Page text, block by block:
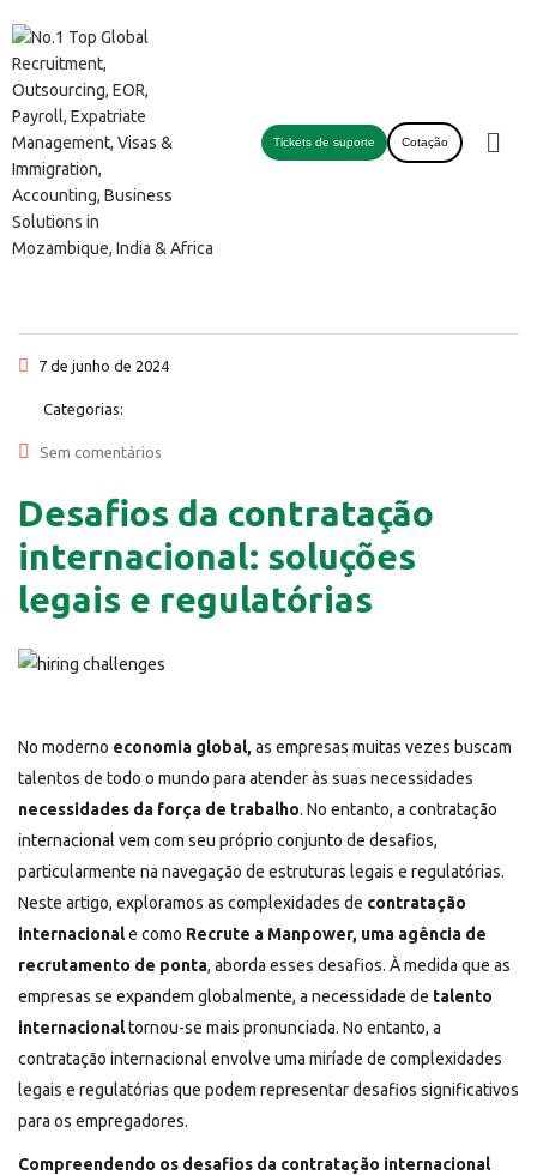
Tickets de suporte Cotação
7 de junho de 2024
Categorias:
Sem comentários
Desafios da contratação
internacional: soluções
legais e regulatórias
No moderno economia global,as empresas muitas vezes buscam
talentos de todo o mundo para atender às suas necessidades
necessidades da força de trabalho. No entanto, a contratação
internacional vem com seu próprio conjunto de desafios,
particularmente na navegação de estruturas legais e regulatórias.
Neste artigo, exploramos as complexidades de contratação
internacionale como Recrute a Manpower, uma agência de
recrutamento de ponta, aborda esses desafios. À medida que as
empresas se expandem globalmente, a necessidade de talento
internacionaltornou-se mais pronunciada. No entanto, a
contratação internacional envolve uma miríade de complexidades
legais e regulatórias que podem representar desafios significativos
para os empregadores.
Compreendendo os desafios da contratação internacional